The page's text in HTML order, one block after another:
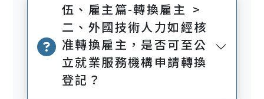
伍、雇主篇-轉換雇主 >
二、外國技術人力如經核
准轉換雇主，是否可至公
立就業服務機構申請轉換
登記？